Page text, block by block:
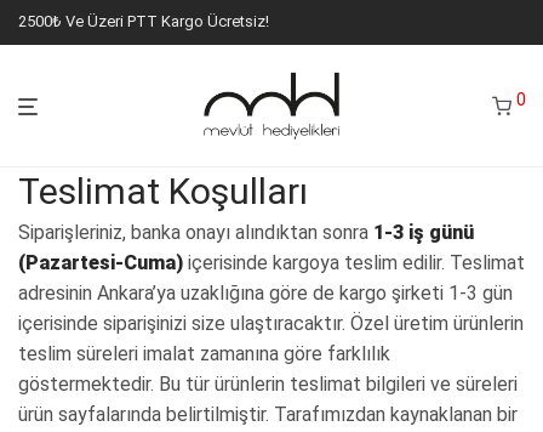
2500₺ Ve Üzeri PTT Kargo Ücretsiz!
0
Teslimat Koşulları
Siparişleriniz, banka onayı alındıktan sonra 1-3 iş günü
(Pazartesi-Cuma) içerisinde kargoya teslim edilir. Teslimat
adresinin Ankara’ya uzaklığına göre de kargo şirketi 1-3 gün
içerisinde siparişinizi size ulaştıracaktır. Özel üretim ürünlerin
teslim süreleri imalat zamanına göre farklılık
göstermektedir. Bu tür ürünlerin teslimat bilgileri ve süreleri
ürün sayfalarında belirtilmiştir. Tarafımızdan kaynaklanan bir